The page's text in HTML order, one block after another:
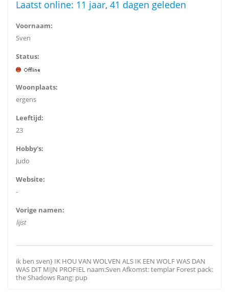
Laatst online: 11 jaar, 41 dagen geleden
Voornaam:
Sven
Status:
Woonplaats:
ergens
Leeftijd:
23
Hobby's:
Judo
Website:
-
Vorige namen:
lijst
ik ben sven} IK HOU VAN WOLVEN ALS IK EEN WOLF WAS DAN
WAS DIT MIJN PROFIEL naam:Sven Afkomst: templar Forest pack:
the Shadows Rang: pup